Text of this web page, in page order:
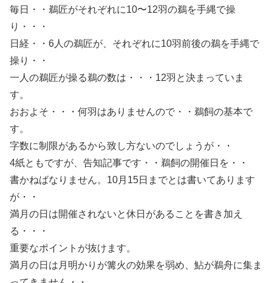
毎日・・鵜匠がそれぞれに10〜12羽の鵜を手縄で操
り・・・
日経・・6人の鵜匠が、それぞれに10羽前後の鵜を手縄で
操り・・
一人の鵜匠が操る鵜の数は・・・12羽と決まっていま
す。
おおよそ・・・何羽はありませんので・・鵜飼の基本で
す。
字数に制限があるから致し方ないのでしょうが・・
4紙ともですが、告知記事です・・鵜飼の開催日を・・
書かねばなりません。10月15日までとは書いてあります
が・・
満月の日は開催されないと休日があることを書き加え
る・・・
重要なポイントが抜けます。
満月の日は月明かりが篝火の効果を弱め、鮎が鵜舟に集ま